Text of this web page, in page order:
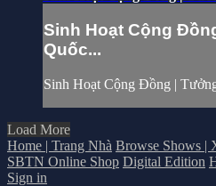
Sinh Hoạt Cộng
Quốc...
Sinh Hoạt Cộng Đồng |
Load More
Home | Trang Nhà Browse Shows |
SBTN Online Shop Digital Edition
Sign in